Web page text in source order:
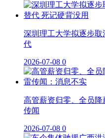
深圳理工大学拟逐步
代
2026-07-08 0
高管薪资归零、全员
传闻
2026-07-08 0